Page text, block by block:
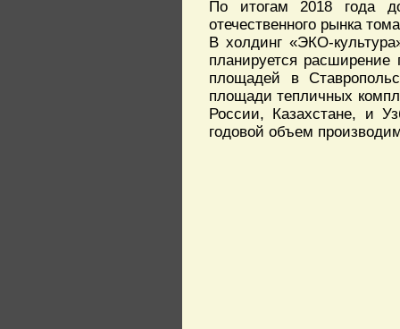
По итогам 2018 года
отечественного рынка
В холдинг «ЭКО-
планируется расширение
площадей в
площади тепличных
России, Казахстане, и
годовой объем